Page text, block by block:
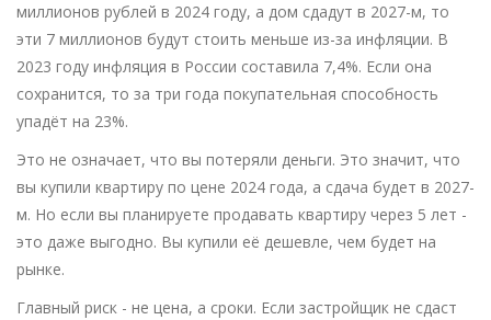
миллионов рублей в 2024 году, а дом сдадут в 2027-м, то
эти 7 миллионов будут стоить меньше из-за инфляции. В
2023 году инфляция в России составила 7,4%. Если она
сохранится, то за три года покупательная способность
упадёт на 23%.
Это не означает, что вы потеряли деньги. Это значит, что
вы купили квартиру по цене 2024 года, а сдача будет в 2027-
м. Но если вы планируете продавать квартиру через 5 лет -
это даже выгодно. Вы купили её дешевле, чем будет на
рынке.
Главный риск - не цена, а сроки. Если застройщик не сдаст